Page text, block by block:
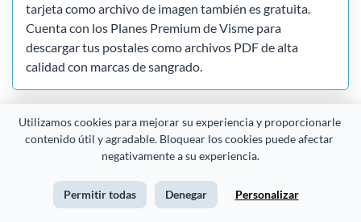
Utilizamos cookies para mejorar su experiencia y proporcionarle
contenido útil y agradable. Bloquear los cookies puede afectar
negativamente a su experiencia.
Permitir todas Denegar Personalizar
tarjeta como archivo de imagen también es gratuita.
Cuenta con los Planes Premium de Visme para
descargar tus postales como archivos PDF de alta
calidad con marcas de sangrado.
Las plantillas de tarjetas postales de
Visme son completamente